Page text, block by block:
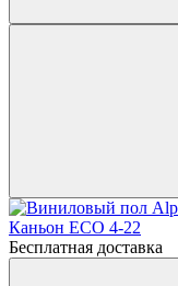
Бесплатная доставка